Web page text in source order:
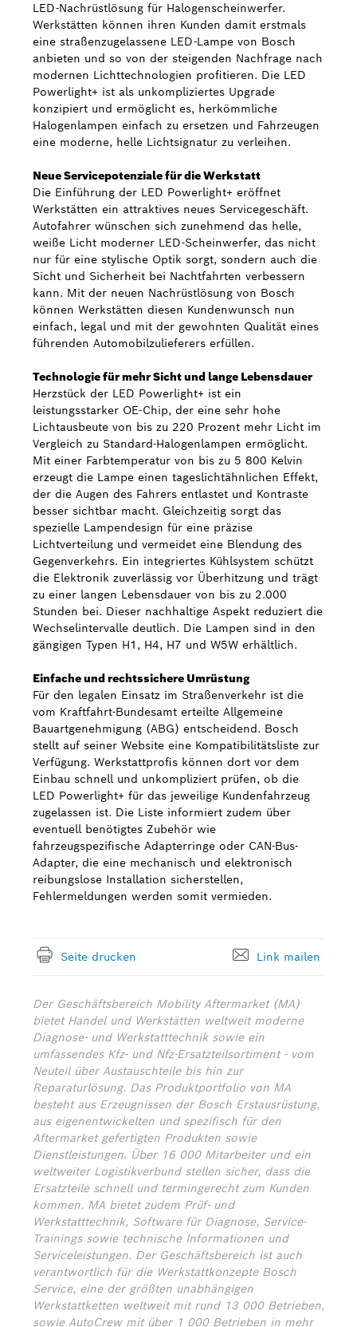
LED-Nachrüstlösung für Halogenscheinwerfer.
Werkstätten können ihren Kunden damit erstmals
eine straßenzugelassene LED-Lampe von Bosch
anbieten und so von der steigenden Nachfrage nach
modernen Lichttechnologien profitieren. Die LED
Powerlight+ ist als unkompliziertes Upgrade
konzipiert und ermöglicht es, herkömmliche
Halogenlampen einfach zu ersetzen und Fahrzeugen
eine moderne, helle Lichtsignatur zu verleihen.
Neue Servicepotenziale für die Werkstatt
Die Einführung der LED Powerlight+ eröffnet
Werkstätten ein attraktives neues Servicegeschäft.
Autofahrer wünschen sich zunehmend das helle,
weiße Licht moderner LED-Scheinwerfer, das nicht
nur für eine stylische Optik sorgt, sondern auch die
Sicht und Sicherheit bei Nachtfahrten verbessern
kann. Mit der neuen Nachrüstlösung von Bosch
können Werkstätten diesen Kundenwunsch nun
einfach, legal und mit der gewohnten Qualität eines
führenden Automobilzulieferers erfüllen.
Technologie für mehr Sicht und lange Lebensdauer
Herzstück der LED Powerlight+ ist ein
leistungsstarker OE-Chip, der eine sehr hohe
Lichtausbeute von bis zu 220 Prozent mehr Licht im
Vergleich zu Standard-Halogenlampen ermöglicht.
Mit einer Farbtemperatur von bis zu 5 800 Kelvin
erzeugt die Lampe einen tageslichtähnlichen Effekt,
der die Augen des Fahrers entlastet und Kontraste
besser sichtbar macht. Gleichzeitig sorgt das
spezielle Lampendesign für eine präzise
Lichtverteilung und vermeidet eine Blendung des
Gegenverkehrs. Ein integriertes Kühlsystem schützt
die Elektronik zuverlässig vor Überhitzung und trägt
zu einer langen Lebensdauer von bis zu 2.000
Stunden bei. Dieser nachhaltige Aspekt reduziert die
Wechselintervalle deutlich. Die Lampen sind in den
gängigen Typen H1, H4, H7 und W5W erhältlich.
Einfache und rechtssichere Umrüstung
Für den legalen Einsatz im Straßenverkehr ist die
vom Kraftfahrt-Bundesamt erteilte Allgemeine
Bauartgenehmigung (ABG) entscheidend. Bosch
stellt auf seiner Website eine Kompatibilitätsliste zur
Verfügung. Werkstattprofis können dort vor dem
Einbau schnell und unkompliziert prüfen, ob die
LED Powerlight+ für das jeweilige Kundenfahrzeug
zugelassen ist. Die Liste informiert zudem über
eventuell benötigtes Zubehör wie
fahrzeugspezifische Adapterringe oder CAN-Bus-
Adapter, die eine mechanisch und elektronisch
reibungslose Installation sicherstellen,
Fehlermeldungen werden somit vermieden.
Seite drucken Link mailen
Der Geschäftsbereich Mobility Aftermarket (MA)
bietet Handel und Werkstätten weltweit moderne
Diagnose- und Werkstatttechnik sowie ein
umfassendes Kfz- und Nfz-Ersatzteilsortiment - vom
Neuteil über Austauschteile bis hin zur
Reparaturlösung. Das Produktportfolio von MA
besteht aus Erzeugnissen der Bosch Erstausrüstung,
aus eigenentwickelten und spezifisch für den
Aftermarket gefertigten Produkten sowie
Dienstleistungen. Über 16 000 Mitarbeiter und ein
weltweiter Logistikverbund stellen sicher, dass die
Ersatzteile schnell und termingerecht zum Kunden
kommen. MA bietet zudem Prüf- und
Werkstatttechnik, Software für Diagnose, Service-
Trainings sowie technische Informationen und
Serviceleistungen. Der Geschäftsbereich ist auch
verantwortlich für die Werkstattkonzepte Bosch
Service, eine der größten unabhängigen
Werkstattketten weltweit mit rund 13 000 Betrieben,
sowie AutoCrew mit über 1 000 Betrieben in mehr